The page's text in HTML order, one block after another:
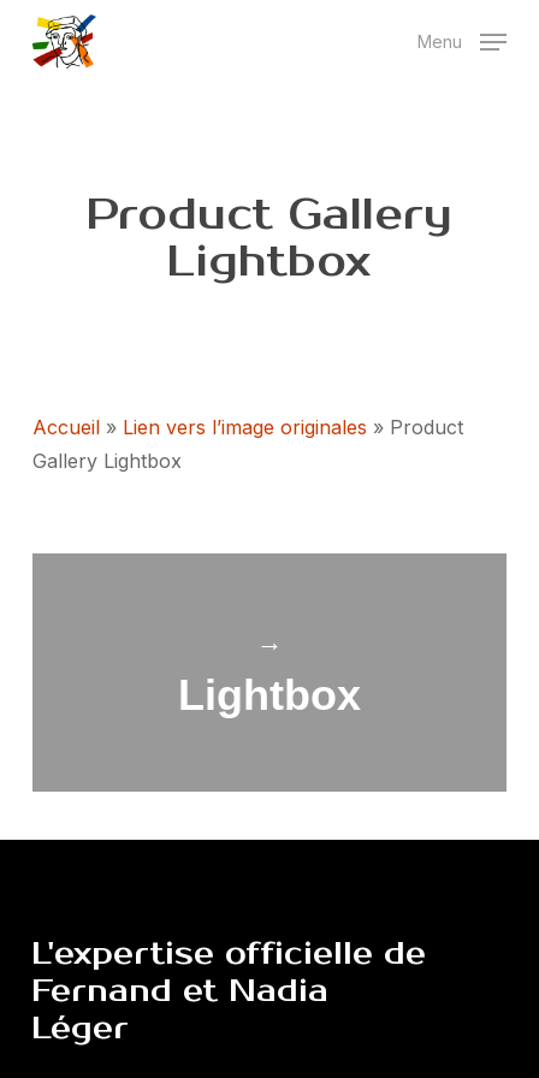
Skip
Menu
Product Gallery
Lightbox
Accueil» Lien vers l’image originales » Product
Gallery Lightbox
→
Lightbox
L'expertise officielle de
Fernand et Nadia
Léger